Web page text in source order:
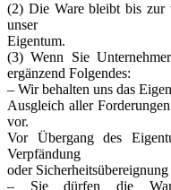
(2) Die Ware bleibt bis zur
unser
Eigentum.
(3) Wenn Sie
ergänzend Folgendes:
– Wir behalten uns das
Ausgleich aller
vor.
Vor Übergang des
Verpfändung
oder
– Sie dürfen die Ware